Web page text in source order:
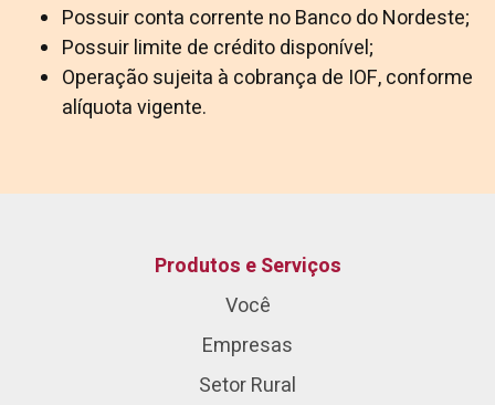
Possuir conta corrente no Banco do Nordeste;
Possuir limite de crédito disponível;
Operação sujeita à cobrança de IOF, conforme
alíquota vigente.
Produtos e Serviços
Você
Empresas
Setor Rural